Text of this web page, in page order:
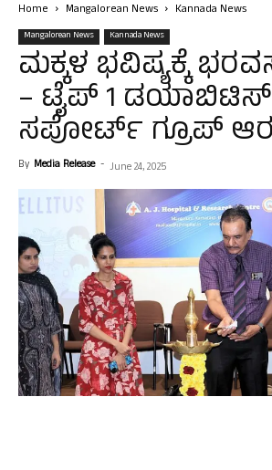
Home Mangalorean News Kannada News
Mangalorean News Kannada News
ಮಕ್ಕಳ ಭವಿಷ್ಯಕ್ಕೆ
– ಟೈಪ್ 1 ಡಯಾಬಿಟಿಸ್
ಸಪೋರ್ಟ್ ಗ್ರೂಪ್
By Media Release - June 24, 2025